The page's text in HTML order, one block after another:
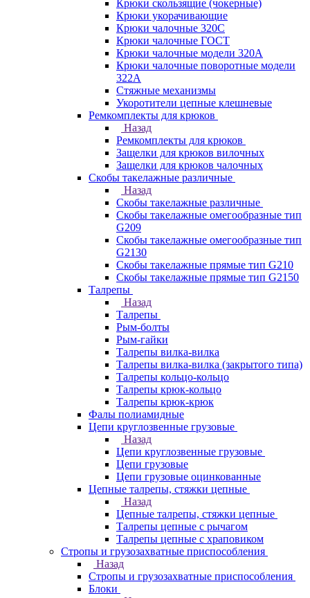
Крюки скользящие (чокерные)
Крюки укорачивающие
Крюки чалочные 320C
Крюки чалочные ГОСТ
Крюки чалочные модели 320А
Крюки чалочные поворотные модели
322А
Стяжные механизмы
Укоротители цепные клешневые
Ремкомплекты для крюков
Назад
Ремкомплекты для крюков
Защелки для крюков вилочных
Защелки для крюков чалочных
Скобы такелажные различные
Назад
Скобы такелажные различные
Скобы такелажные омегообразные тип
G209
Скобы такелажные омегообразные тип
G2130
Скобы такелажные прямые тип G210
Скобы такелажные прямые тип G2150
Талрепы
Назад
Талрепы
Рым-болты
Рым-гайки
Талрепы вилка-вилка
Талрепы вилка-вилка (закрытого типа)
Талрепы кольцо-кольцо
Талрепы крюк-кольцо
Талрепы крюк-крюк
Фалы полиамидные
Цепи круглозвенные грузовые
Назад
Цепи круглозвенные грузовые
Цепи грузовые
Цепи грузовые оцинкованные
Цепные талрепы, стяжки цепные
Назад
Цепные талрепы, стяжки цепные
Талрепы цепные с рычагом
Талрепы цепные с храповиком
Стропы и грузозахватные приспособления
Назад
Стропы и грузозахватные приспособления
Блоки